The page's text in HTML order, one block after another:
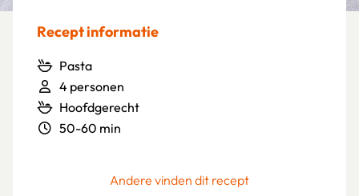
Recept informatie
Pasta
4 personen
Hoofdgerecht
50-60 min
Andere vinden dit recept